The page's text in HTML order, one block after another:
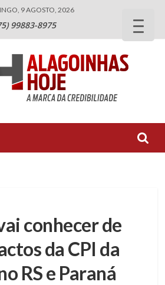
9 AGOSTO, 2026
99883-8975
conhecer de
da CPI da
RS e Paraná